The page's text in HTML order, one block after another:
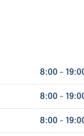
8:00 -
8:00 -
8:00 -